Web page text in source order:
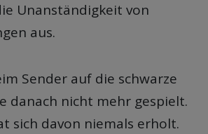
Unanständigkeit von
aus.
Sender auf die schwarze
danach nicht mehr gespielt.
sich davon niemals erholt.